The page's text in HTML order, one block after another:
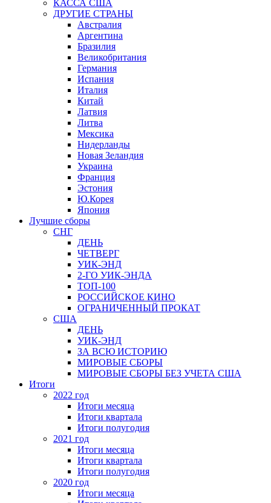
КАССА США
ДРУГИЕ СТРАНЫ
Австралия
Аргентина
Бразилия
Великобритания
Германия
Испания
Италия
Китай
Латвия
Литва
Мексика
Нидерланды
Новая Зеландия
Украина
Франция
Эстония
Ю.Корея
Япония
Лучшие сборы
СНГ
ДЕНЬ
ЧЕТВЕРГ
УИК-ЭНД
2-ГО УИК-ЭНДА
ТОП-100
РОССИЙСКОЕ КИНО
ОГРАНИЧЕННЫЙ ПРОКАТ
США
ДЕНЬ
УИК-ЭНД
ЗА ВСЮ ИСТОРИЮ
МИРОВЫЕ СБОРЫ
МИРОВЫЕ СБОРЫ БЕЗ УЧЕТА США
Итоги
2022 год
Итоги месяца
Итоги квартала
Итоги полугодия
2021 год
Итоги месяца
Итоги квартала
Итоги полугодия
2020 год
Итоги месяца